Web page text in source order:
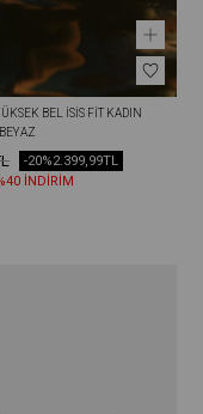
BEL İSİS FIT KADIN
2.399,99TL
-20%
İNDİRİM